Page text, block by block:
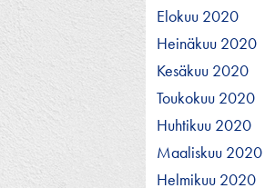
Elokuu 2020
Heinäkuu 2020
Kesäkuu 2020
Toukokuu 2020
Huhtikuu 2020
Maaliskuu 2020
Helmikuu 2020